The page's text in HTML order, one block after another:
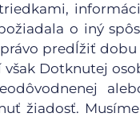
o iný
predĺžiť
Dotknutej
žiadosť.